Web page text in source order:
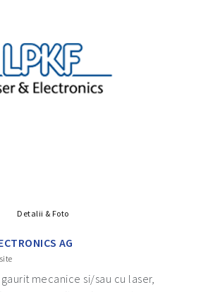
Detalii & Foto
AG
mecanice si/sau cu laser,